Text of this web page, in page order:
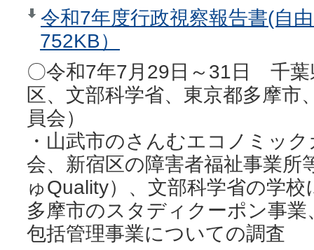
令和7年度行政視察報告書(自
752KB）
〇令和7年7月29日～31日 千葉
区、文部科学省、東京都多摩市
員会）
・山武市のさんむエコノミッ
会、新宿区の障害者福祉事業
ゅQuality）、文部科学省の学
多摩市のスタディクーポン事
包括管理事業についての調査